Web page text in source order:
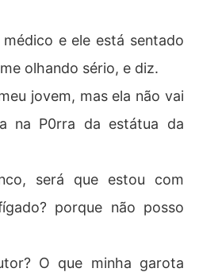
e ele está sentado
olhando sério, e diz.
jovem, mas ela não vai
na P0rra da estátua da
será que estou com
porque não posso
O que minha garota